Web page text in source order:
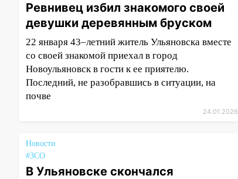
Ревнивец избил знакомого своей
девушки деревянным бруском
22 января 43–летний житель Ульяновска вместе
со своей знакомой приехал в город
Новоульяновск в гости к ее приятелю.
Последний, не разобравшись в ситуации, на
почве
24.01.2026
Новости
#ЗСО
В Ульяновске скончался